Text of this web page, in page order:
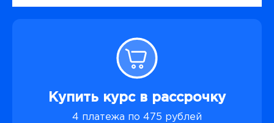
Купить курс в рассрочку
4 платежа по 475 рублей